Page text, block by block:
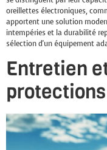
oreillettes électroniques,
apportent une solution
intempéries et la durabilité
sélection d'un équipement
Entretien